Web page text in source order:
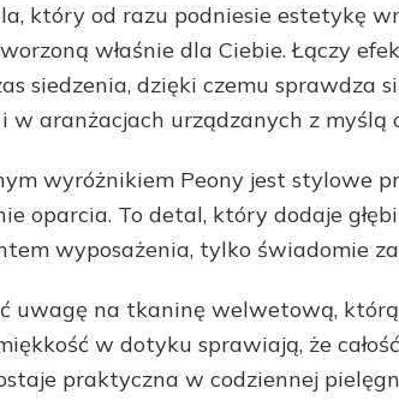
który od razu podniesie estetykę
właśnie dla Ciebie. Łączy
siedzenia, dzięki czemu sprawdza
w aranżacjach urządzanych z myślą
wyróżnikiem Peony jest stylowe
oparcia. To detal, który dodaje
wyposażenia, tylko świadomie
uwagę na tkaninę welwetową,
w dotyku sprawiają, że
praktyczna w codziennej